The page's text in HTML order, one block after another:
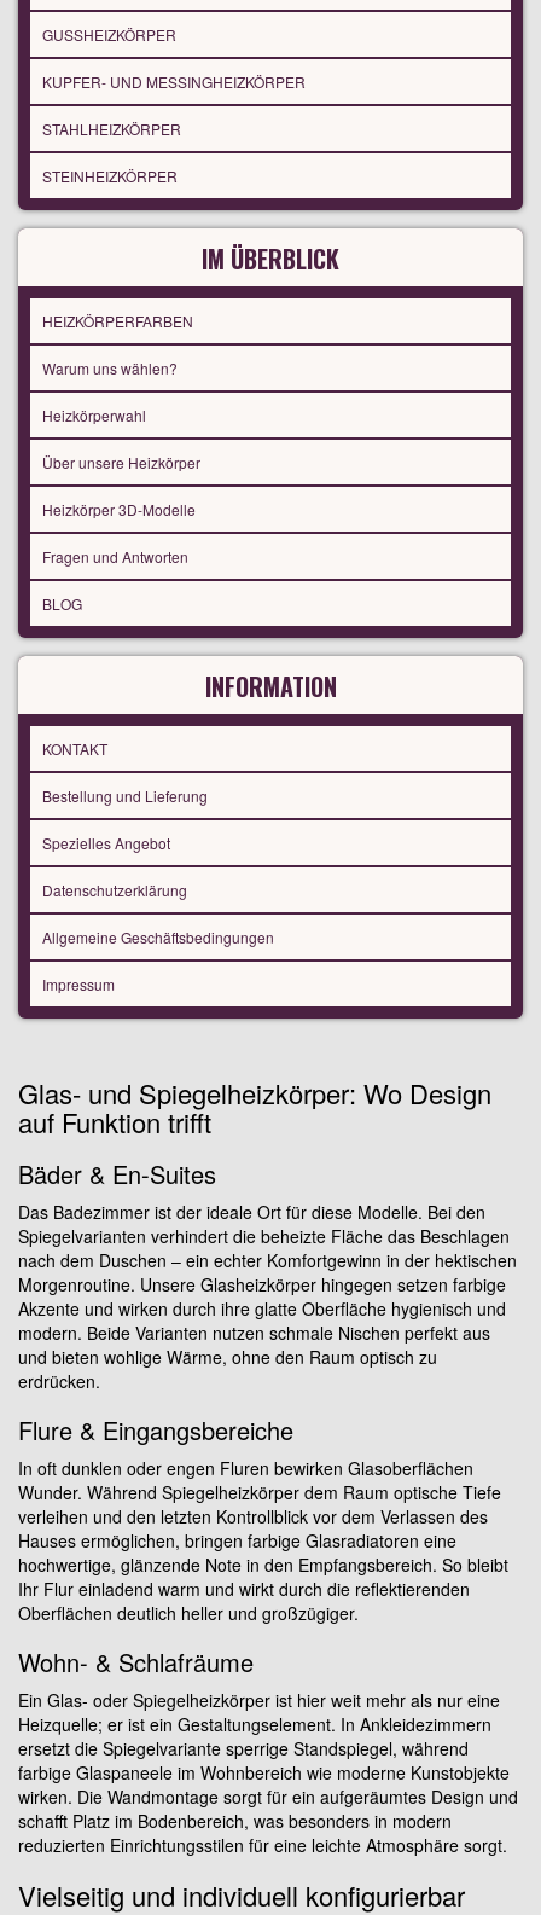
GUSSHEIZKÖRPER
KUPFER- UND MESSINGHEIZKÖRPER
STAHLHEIZKÖRPER
STEINHEIZKÖRPER
IM ÜBERBLICK
HEIZKÖRPERFARBEN
Warum uns wählen?
Heizkörperwahl
Über unsere Heizkörper
Heizkörper 3D-Modelle
Fragen und Antworten
BLOG
INFORMATION
KONTAKT
Bestellung und Lieferung
Spezielles Angebot
Datenschutzerklärung
Allgemeine Geschäftsbedingungen
Impressum
Glas- und Spiegelheizkörper: Wo Design
auf Funktion trifft
Bäder & En-Suites
Das Badezimmer ist der ideale Ort für diese Modelle. Bei den
Spiegelvarianten verhindert die beheizte Fläche das Beschlagen
nach dem Duschen – ein echter Komfortgewinn in der hektischen
Morgenroutine. Unsere Glasheizkörper hingegen setzen farbige
Akzente und wirken durch ihre glatte Oberfläche hygienisch und
modern. Beide Varianten nutzen schmale Nischen perfekt aus
und bieten wohlige Wärme, ohne den Raum optisch zu
erdrücken.
Flure & Eingangsbereiche
In oft dunklen oder engen Fluren bewirken Glasoberflächen
Wunder. Während Spiegelheizkörper dem Raum optische Tiefe
verleihen und den letzten Kontrollblick vor dem Verlassen des
Hauses ermöglichen, bringen farbige Glasradiatoren eine
hochwertige, glänzende Note in den Empfangsbereich. So bleibt
Ihr Flur einladend warm und wirkt durch die reflektierenden
Oberflächen deutlich heller und großzügiger.
Wohn- & Schlafräume
Ein Glas- oder Spiegelheizkörper ist hier weit mehr als nur eine
Heizquelle; er ist ein Gestaltungselement. In Ankleidezimmern
ersetzt die Spiegelvariante sperrige Standspiegel, während
farbige Glaspaneele im Wohnbereich wie moderne Kunstobjekte
wirken. Die Wandmontage sorgt für ein aufgeräumtes Design und
schafft Platz im Bodenbereich, was besonders in modern
reduzierten Einrichtungsstilen für eine leichte Atmosphäre sorgt.
Vielseitig und individuell konfigurierbar